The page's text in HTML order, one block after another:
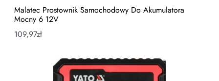
Malatec Prostownik Samochodowy Do Akumulatora
Mocny 6 12V
109,97zł